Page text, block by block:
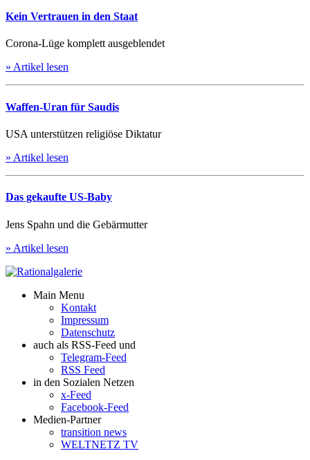
Kein Vertrauen in den Staat
Corona-Lüge komplett ausgeblendet
» Artikel lesen
Waffen-Uran für Saudis
USA unterstützen religiöse Diktatur
» Artikel lesen
Das gekaufte US-Baby
Jens Spahn und die Gebärmutter
» Artikel lesen
Main Menu
Kontakt
Impressum
Datenschutz
auch als RSS-Feed und
Telegram-Feed
RSS Feed
in den Sozialen Netzen
x-Feed
Facebook-Feed
Medien-Partner
transition news
WELTNETZ TV